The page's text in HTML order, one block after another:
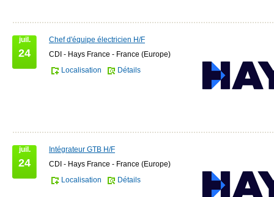
juil.
24
Chef d'équipe électricien H/F
CDI - Hays France - France (Europe)
Localisation
Détails
juil.
24
Intégrateur GTB H/F
CDI - Hays France - France (Europe)
Localisation
Détails